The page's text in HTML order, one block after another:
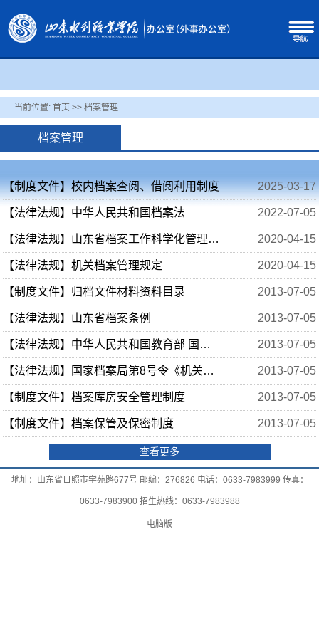
当前位置: 首页 >> 档案管理
档案管理
【制度文件】校内档案查阅、借阅利用制度 2025-03-17
【法律法规】中华人民共和国档案法 2022-07-05
【法律法规】山东省档案工作科学化管理规范 2020-04-15
【法律法规】机关档案管理规定 2020-04-15
【制度文件】归档文件材料资料目录 2013-07-05
【法律法规】山东省档案条例 2013-07-05
【法律法规】中华人民共和国教育部 国家档案局令（第27号） 2013-07-05
【法律法规】国家档案局第8号令《机关文件归档范围和文书档案保管期限规定》 2013-07-05
【制度文件】档案库房安全管理制度 2013-07-05
【制度文件】档案保管及保密制度 2013-07-05
查看更多
地址：山东省日照市学苑路677号 邮编：276826 电话：0633-7983999 传真：
0633-7983900 招生热线：0633-7983988
电脑版